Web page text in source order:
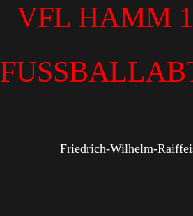
VFL HAMM
Friedrich-Wilhelm-